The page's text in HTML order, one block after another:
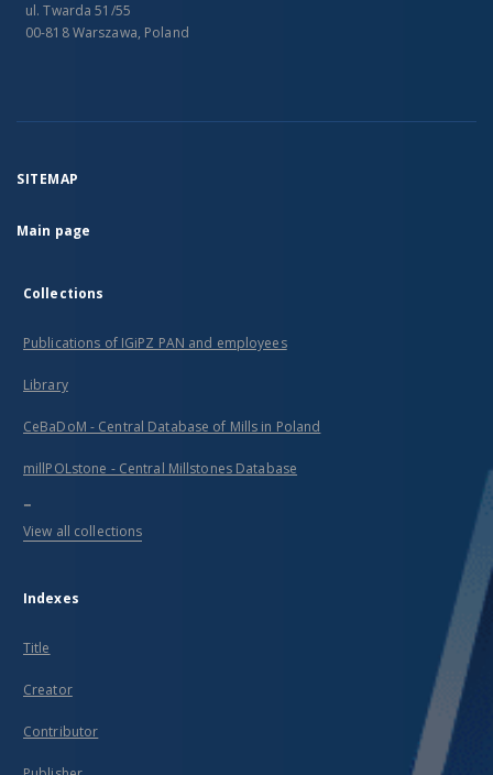
ul. Twarda 51/55
00-818 Warszawa, Poland
SITEMAP
Main page
Collections
Publications of IGiPZ PAN and employees
Library
CeBaDoM - Central Database of Mills in Poland
millPOLstone - Central Millstones Database
...
View all collections
Indexes
Title
Creator
Contributor